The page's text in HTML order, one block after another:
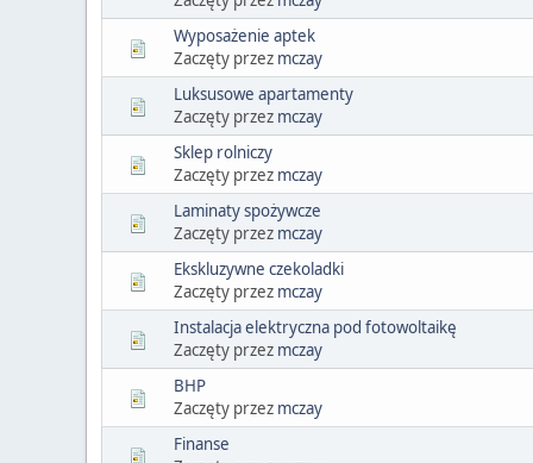
Wyposażenie aptek
Zaczęty przez mczay
Luksusowe apartamenty
Zaczęty przez mczay
Sklep rolniczy
Zaczęty przez mczay
Laminaty spożywcze
Zaczęty przez mczay
Ekskluzywne czekoladki
Zaczęty przez mczay
Instalacja elektryczna pod fotowoltaikę
Zaczęty przez mczay
BHP
Zaczęty przez mczay
Finanse